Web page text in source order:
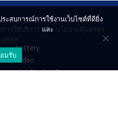
Lottery
Video
ร่วมด้วยช่วยกัน
ะสบการณ์การใช้งานเว็บไซต์ที่ดียิ่ง
ารใช้บริการ และ นโยบายคุ้มครอง
บุคคล
มรับ